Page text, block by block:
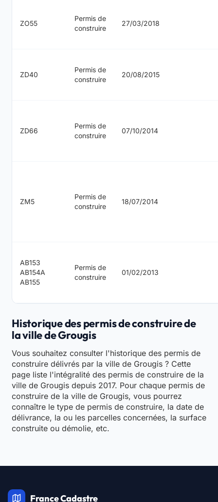
ZO55
Permis de
construire
27/03/2018
ZD40
Permis de
construire
20/08/2015
ZD66
Permis de
construire
07/10/2014
ZM5
Permis de
construire
18/07/2014
AB153
AB154A
AB155
Permis de
construire
01/02/2013
Historique des permis de construire de
la ville de Grougis
Vous souhaitez consulter l'historique des permis de
construire délivrés par la ville de Grougis ? Cette
page liste l'intégralité des permis de construire de la
ville de Grougis depuis 2017. Pour chaque permis de
construire de la ville de Grougis, vous pourrez
connaître le type de permis de construire, la date de
délivrance, la ou les parcelles concernées, la surface
construite ou démolie, etc.
France Cadastre